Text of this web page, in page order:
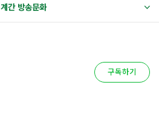
계간 방송문화
구독하기